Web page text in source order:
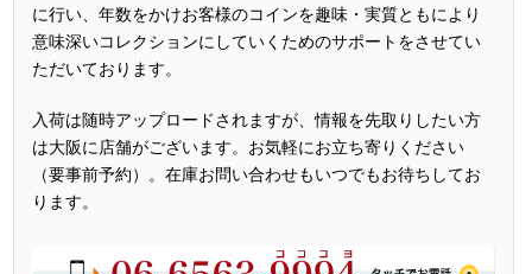
に行い、年数をかけお客様のコインを趣味・実質ともにより
意味深いコレクションにしていくためのサポートをさせてい
ただいております。
入荷は随時アップロードされますが、情報を先取りしたい方
は大阪に店舗がございます。お気軽にお立ち寄りください
（要事前予約）。在庫お問い合わせもいつでもお待ちしてお
ります。